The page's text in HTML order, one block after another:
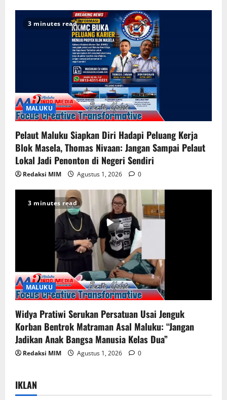
3 minutes read
MALUKU
Pelaut Maluku Siapkan Diri Hadapi Peluang Kerja
Blok Masela, Thomas Nivaan: Jangan Sampai Pelaut
Lokal Jadi Penonton di Negeri Sendiri
Redaksi MIM Agustus 1, 2026 0
3 minutes read
MALUKU
Widya Pratiwi Serukan Persatuan Usai Jenguk
Korban Bentrok Matraman Asal Maluku: “Jangan
Jadikan Anak Bangsa Manusia Kelas Dua”
Redaksi MIM Agustus 1, 2026 0
IKLAN